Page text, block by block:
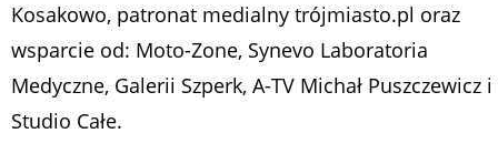
Kosakowo, patronat medialny trójmiasto.pl oraz
wsparcie od: Moto-Zone, Synevo Laboratoria
Medyczne, Galerii Szperk, A-TV Michał Puszczewicz i
Studio Całe.